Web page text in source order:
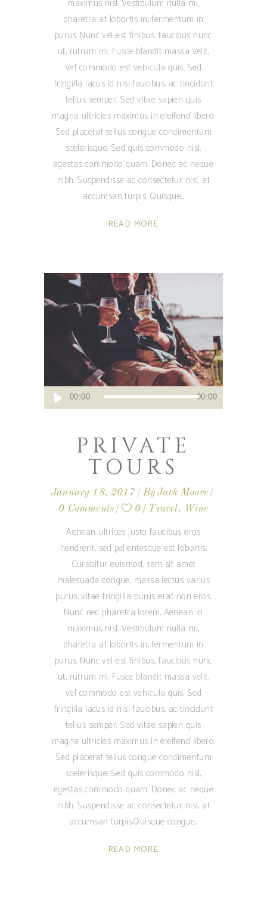
maximus nisl. Vestibulum nulla mi,
pharetra at lobortis in, fermentum in
purus. Nunc vel est finibus, faucibus nunc
ut, rutrum mi. Fusce blandit massa velit,
vel commodo est vehicula quis. Sed
fringilla lacus id nisi faucibus, ac tincidunt
tellus semper. Sed vitae sapien quis
magna ultricies maximus in eleifend libero.
Sed placerat tellus congue condimentum
scelerisque. Sed quis commodo nisl,
egestas commodo quam. Donec ac neque
nibh. Suspendisse ac consectetur nisl, at
accumsan turpis. Quisque
READ MORE
Audio
Player
00:00 00:00
PRIVATE
TOURS
January 18, 2017 ByJack Moore
0 Comments
0 Travel, Wine
Aenean ultrices justo faucibus eros
hendrerit, sed pellentesque est lobortis.
Curabitur euismod, sem sit amet
malesuada congue, massa lectus varius
purus, vitae fringilla purus erat non eros.
Nunc nec pharetra lorem. Aenean in
maximus nisl. Vestibulum nulla mi,
pharetra at lobortis in, fermentum in
purus. Nunc vel est finibus, faucibus nunc
ut, rutrum mi. Fusce blandit massa velit,
vel commodo est vehicula quis. Sed
fringilla lacus id nisi faucibus, ac tincidunt
tellus semper. Sed vitae sapien quis
magna ultricies maximus in eleifend libero.
Sed placerat tellus congue condimentum
scelerisque. Sed quis commodo nisl,
egestas commodo quam. Donec ac neque
nibh. Suspendisse ac consectetur nisl, at
accumsan turpis.Quisque congue
READ MORE